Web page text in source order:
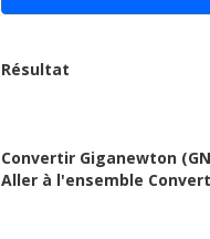
Résultat
Convertir Giganewton
Aller à l'ensemble